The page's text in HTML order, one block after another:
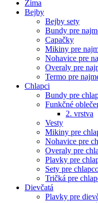
Zima
Bejby
Bejby sety
Bundy pre
Capačky
Mikiny pre
Nohavice pre
Overaly pre
Termo pre
Chlapci
Bundy pre
Funkčné
2. vrstva
Vesty
Mikiny pre
Nohavice pre
Overaly pre
Plavky pre
Sety pre
Tričká pre
Dievčatá
Plavky pre